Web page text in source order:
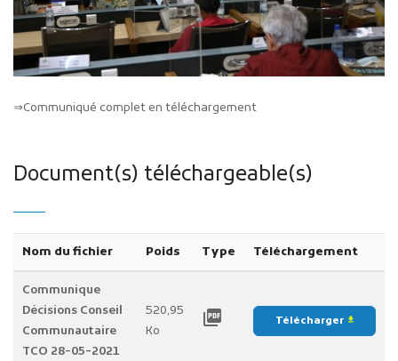
⇒Communiqué complet en téléchargement
Document(s) téléchargeable(s)
Nom du fichier Poids Type Téléchargement
Communique
Décisions Conseil
Communautaire
TCO 28-05-2021
520,95
Ko
picture_as_pdf Télécharger file_download